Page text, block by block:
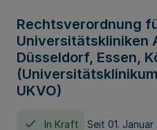
Rechtsverordnung
Universitätskliniken
Düsseldorf, Essen,
UKVO)
In Kraft Seit 01.